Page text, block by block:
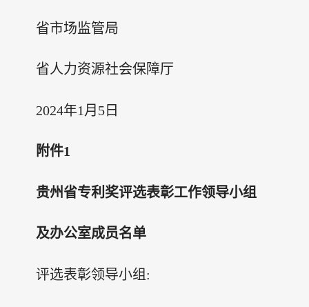
省市场监管局
省人力资源社会保障厅
2024年1月5日
附件1
贵州省专利奖评选表彰工作领导小组
及办公室成员名单
评选表彰领导小组: